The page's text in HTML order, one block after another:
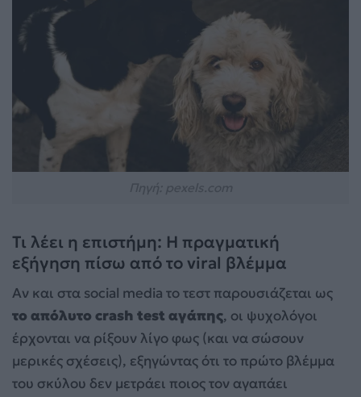
Τι λέει η επιστήμη: Η πραγματική
εξήγηση πίσω από το viral βλέμμα
Αν και στα social media το τεστ παρουσιάζεται ως
το απόλυτο crash test αγάπης, οι ψυχολόγοι
έρχονται να ρίξουν λίγο φως (και να σώσουν
μερικές σχέσεις), εξηγώντας ότι το πρώτο βλέμμα
του σκύλου δεν μετράει ποιος τον αγαπάει